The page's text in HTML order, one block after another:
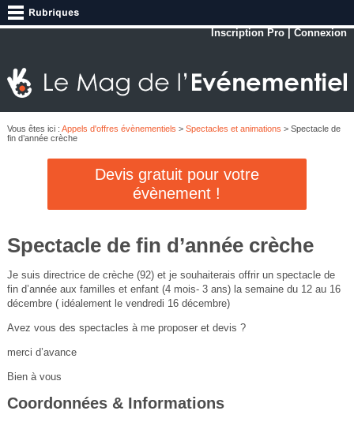
Inscription Pro |Connexion
Vous êtes ici : Appels d'offres évènementiels > Spectacles et animations > Spectacle de
fin d’année crèche
Devis gratuit pour votre
évènement !
Spectacle de fin d’année crèche
Je suis directrice de crèche (92) et je souhaiterais offrir un spectacle de
fin d’année aux familles et enfant (4 mois- 3 ans) la semaine du 12 au 16
décembre ( idéalement le vendredi 16 décembre)
Avez vous des spectacles à me proposer et devis ?
merci d’avance
Bien à vous
Coordonnées & Informations